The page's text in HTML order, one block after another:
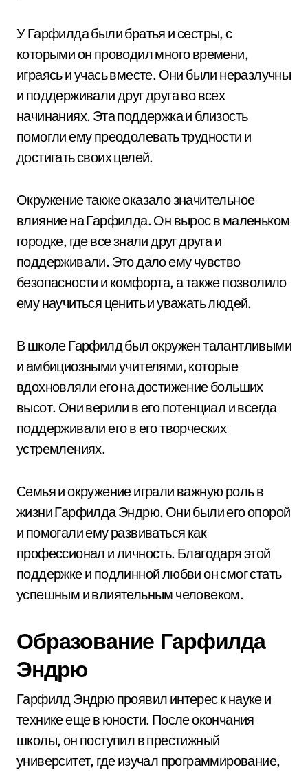
У Гарфилда были братья и сестры, с
которыми он проводил много времени,
играясь и учась вместе. Они были неразлучны
и поддерживали друг друга во всех
начинаниях. Эта поддержка и близость
помогли ему преодолевать трудности и
достигать своих целей.
Окружение также оказало значительное
влияние на Гарфилда. Он вырос в маленьком
городке, где все знали друг друга и
поддерживали. Это дало ему чувство
безопасности и комфорта, а также позволило
ему научиться ценить и уважать людей.
В школе Гарфилд был окружен талантливыми
и амбициозными учителями, которые
вдохновляли его на достижение больших
высот. Они верили в его потенциал и всегда
поддерживали его в его творческих
устремлениях.
Семья и окружение играли важную роль в
жизни Гарфилда Эндрю. Они были его опорой
и помогали ему развиваться как
профессионал и личность. Благодаря этой
поддержке и подлинной любви он смог стать
успешным и влиятельным человеком.
Образование Гарфилда
Эндрю
Гарфилд Эндрю проявил интерес к науке и
технике еще в юности. После окончания
школы, он поступил в престижный
университет, где изучал программирование,